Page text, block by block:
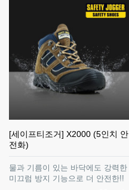
[세이프티조거] X2000 (5인치 안
전화)
물과 기름이 있는 바닥에도 강력한
미끄럼 방지 기능으로 더 안전한!!